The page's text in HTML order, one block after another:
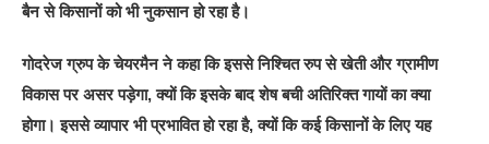
बैन से किसानों को भी नुकसान हो रहा है।
गोदरेज ग्रुप के चेयरमैन ने कहा कि इससे निश्चित रुप से खेती और ग्रामीण
विकास पर असर पड़ेगा, क्यों कि इसके बाद शेष बची अतिरिक्त गायों का क्या
होगा। इससे व्यापार भी प्रभावित हो रहा है, क्यों कि कई किसानों के लिए यह